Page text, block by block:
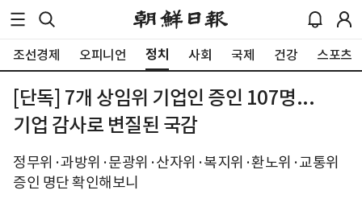
조선경제 오피니언 정치 사회 국제 건강 스포츠
[단독] 7개 상임위 기업인 증인 107명...
기업 감사로 변질된 국감
정무위·과방위·문광위·산자위·복지위·환노위·교통위
증인 명단 확인해보니